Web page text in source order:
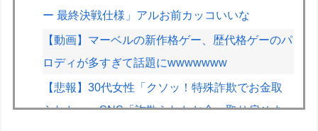
ー 最終決戦仕様」アルお前カッコいいな
【動画】マーベルの新作格ゲー、歴代格ゲーのパ
ロディが多すぎて話題にwwwwwww
【悲報】30代女性「クソッ！特殊詐欺でお金取
られた…」SNS「詐欺られたお金、取り戻せま